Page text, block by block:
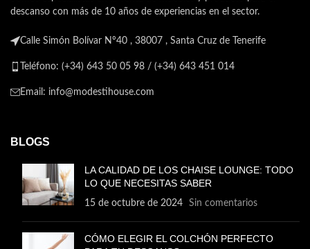
con los exquisitos muebles de
descanso con más de 10 años de experiencias en el sector.
Calle Simón Bolívar Nº40 , 38007 , Santa Cruz de Tenerife
Teléfono: (+34) 643 50 05 98 / (+34) 643 451 014
Email: info@modestihouse.com
BLOGS
LA CALIDAD DE LOS CHAISE LOUNGE: TODO
LO QUE NECESITAS SABER
15 de octubre de 2024 Sin comentarios
CÓMO ELEGIR EL COLCHÓN PERFECTO